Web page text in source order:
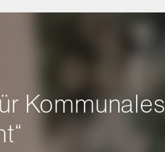
Kommunales